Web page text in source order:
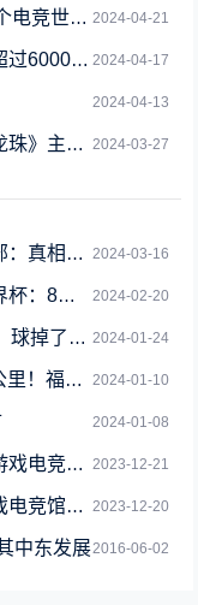
2024-04-21
世界杯
2024-04-17
历史最高
2024-04-13
2024-03-27
题公园
2024-03-16
点尴尬
2024-02-20
万美元
2024-01-24
去捡呢
2024-01-10
啥这么好
2024-01-08
2023-12-21
纳5155人
2023-12-20
纳5155人
2016-06-02
中东发展